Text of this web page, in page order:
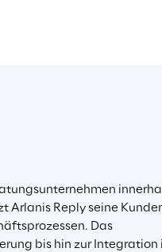
Arlanis Reply seine
Das
bis hin zur Integration